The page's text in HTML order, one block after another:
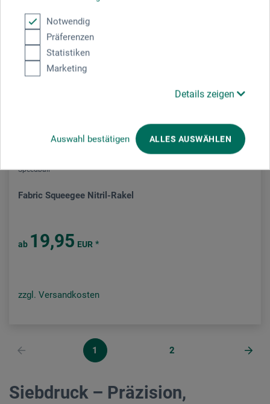
Notwendig
Präferenzen
Statistiken
Marketing
Details zeigen
Auswahl bestätigen ALLES AUSWÄHLEN
Speedball
Fabric Squeegee Nitril-Rakel
ab 19,95 EUR *
zzgl. Versandkosten
1 2
Siebdruck – Präzision,